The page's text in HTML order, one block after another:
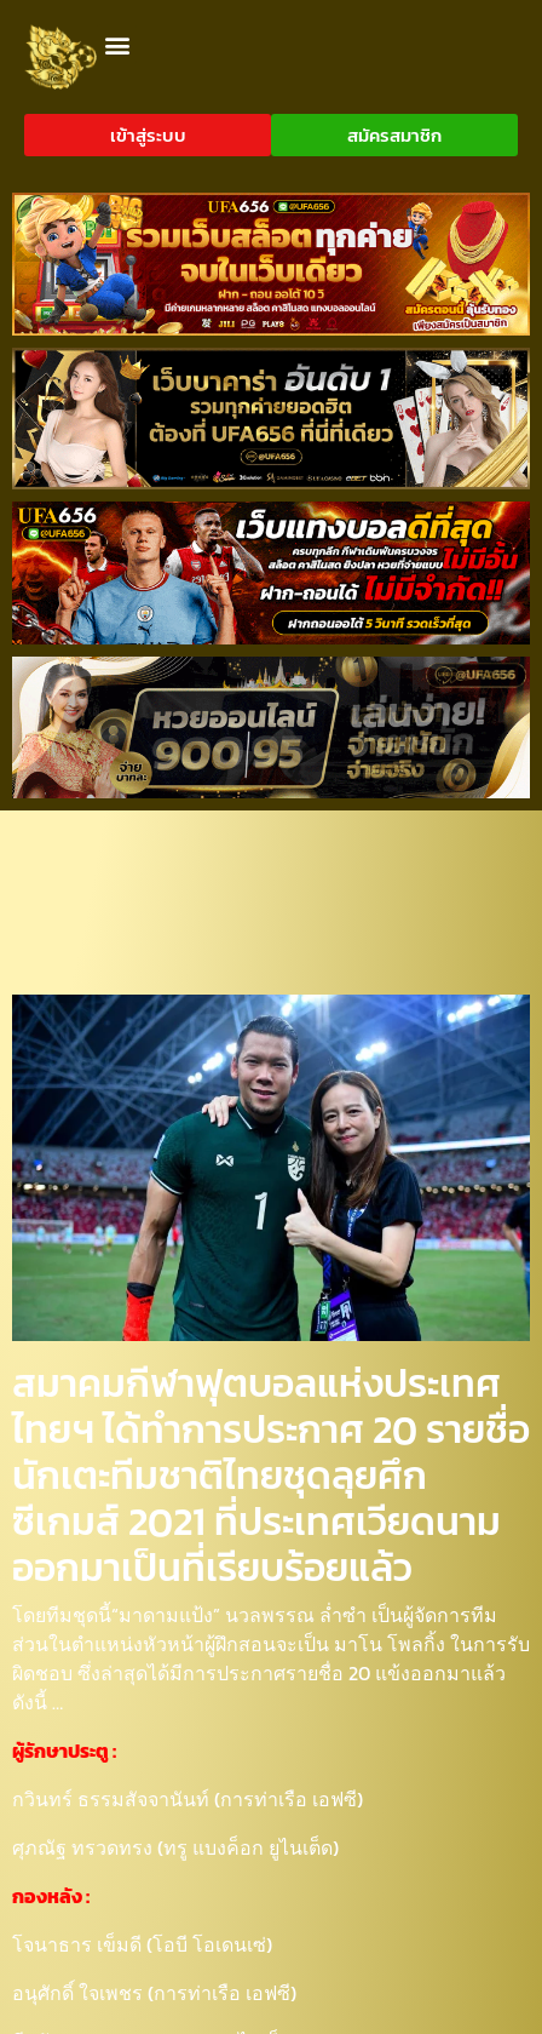
เข้าสู่ระบบ สมัครสมาชิก
สมาคมกีฬาฟุตบอลแห่งประเทศ
ไทยฯ ได้ทำการประกาศ 20 รายชื่อ
นักเตะทีมชาติไทยชุดลุยศึก
ซีเกมส์ 2021 ที่ประเทศเวียดนาม
ออกมาเป็นที่เรียบร้อยแล้ว
โดยทีมชุดนี้“มาดามแป้ง” นวลพรรณ ล่ำซำ เป็นผู้จัดการทีม
ส่วนในตำแหน่งหัวหน้าผู้ฝึกสอนจะเป็น มาโน โพลกิ้ง ในการรับ
ผิดชอบ ซึ่งล่าสุดได้มีการประกาศรายชื่อ 20 แข้งออกมาแล้ว
ดังนี้ …
ผู้รักษาประตู :
กวินทร์ ธรรมสัจจานันท์ (การท่าเรือ เอฟซี)
ศุภณัฐ ทรวดทรง (ทรู แบงค็อก ยูไนเต็ด)
กองหลัง :
โจนาธาร เข็มดี (โอบี โอเดนเซ่)
อนุศักดิ์ ใจเพชร (การท่าเรือ เอฟซี)